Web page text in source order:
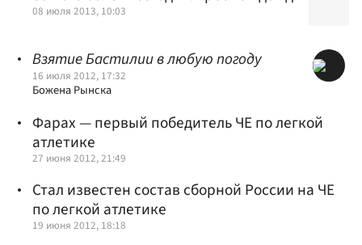
08 июля 2013, 10:03
Взятие Бастилии в любую погоду
16 июля 2012, 17:32
Божена Рынска
Фарах — первый победитель ЧЕ по легкой
атлетике
27 июня 2012, 21:49
Стал известен состав сборной России на ЧЕ
по легкой атлетике
19 июня 2012, 18:18